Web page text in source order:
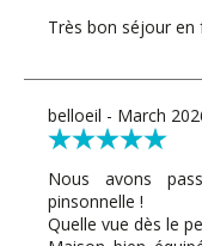
Très bon séjour en
belloeil - March
Nous avons
pinsonnelle !
Quelle vue dès le